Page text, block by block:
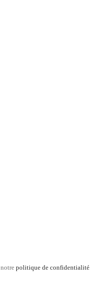
politique de confidentialité